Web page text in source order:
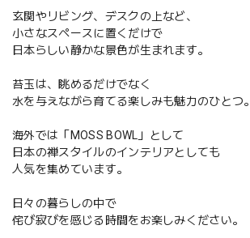
玄関やリビング、デスクの上など、
小さなスペースに置くだけで
日本らしい静かな景色が生まれます。
苔玉は、眺めるだけでなく
水を与えながら育てる楽しみも魅力のひとつ。
海外では「MOSS BOWL」として
日本の禅スタイルのインテリアとしても
人気を集めています。
日々の暮らしの中で
侘び寂びを感じる時間をお楽しみください。